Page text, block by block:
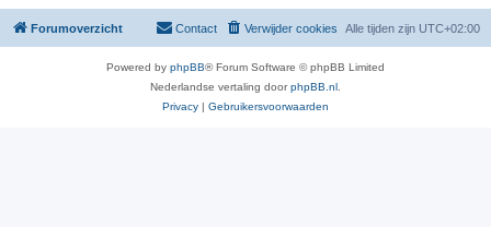
Forumoverzicht Alle tijden zijn UTC+02:00
Verwijder cookies
Contact
Powered by phpBB® Forum Software © phpBB Limited
Nederlandse vertaling doorphpBB.nl
Privacy | Gebruikersvoorwaarden